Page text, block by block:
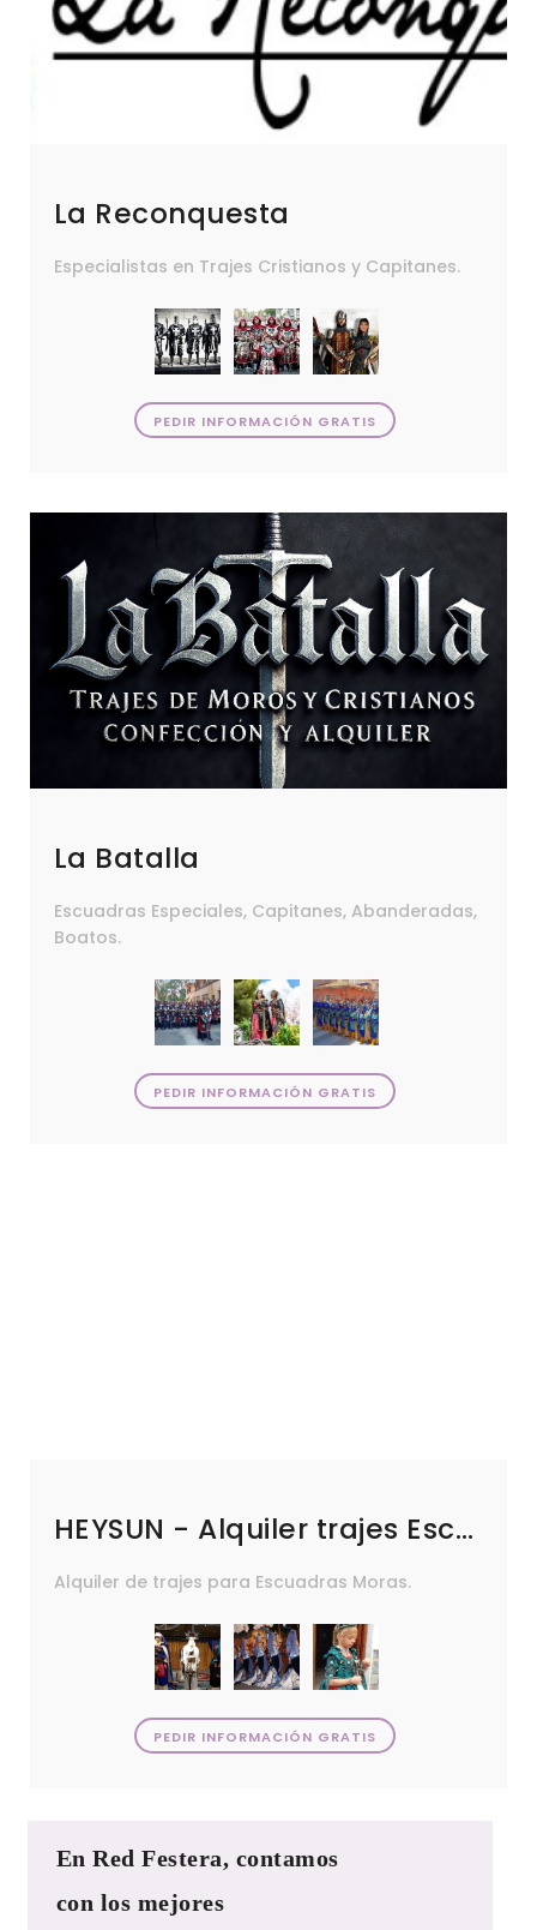
La Reconquesta
Especialistas en Trajes Cristianos y Capitanes.
PEDIR INFORMACIÓN GRATIS
La Batalla
Escuadras Especiales, Capitanes, Abanderadas,
Boatos.
PEDIR INFORMACIÓN GRATIS
HEYSUN - Alquiler trajes Escuadras Moras
Alquiler de trajes para Escuadras Moras.
PEDIR INFORMACIÓN GRATIS
En Red Festera, contamos
con los mejores